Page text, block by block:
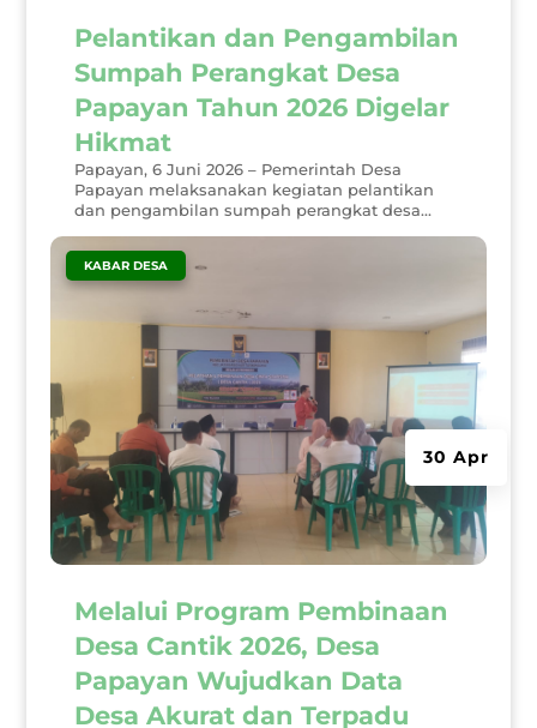
Pelantikan dan Pengambilan
Sumpah Perangkat Desa
Papayan Tahun 2026 Digelar
Hikmat
Papayan, 6 Juni 2026 – Pemerintah Desa
Papayan melaksanakan kegiatan pelantikan
dan pengambilan sumpah perangkat desa...
Melalui Program Pembinaan
Desa Cantik 2026, Desa
Papayan Wujudkan Data
Desa Akurat dan Terpadu
30 Apr
KABAR DESA